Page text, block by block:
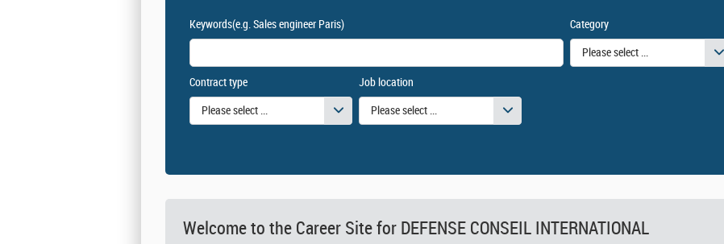
Keywords(e.g. Sales engineer Paris) Category
Please select one or more values
Contract type
Please select one or more values
Job location
Please select one or more values
Welcome to the Career Site for DEFENSE CONSEIL INTERNATIONAL